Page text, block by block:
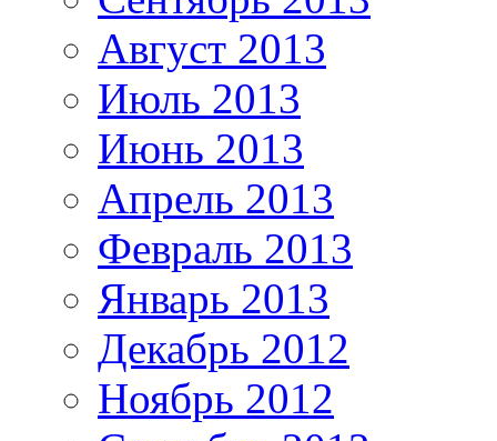
Август 2013
Июль 2013
Июнь 2013
Апрель 2013
Февраль 2013
Январь 2013
Декабрь 2012
Ноябрь 2012